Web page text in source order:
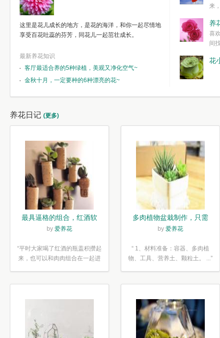
这里是花儿成长的地方，是花的海洋，和你一起尽情地
享受百花吐蕊的芬芳，同花儿一起茁壮成长。
最新养花知识
客厅最适合养的5种绿植，美观又净化空气~
金秋十月，一定要种的6种漂亮的花~
来
简单愉快的心
我们自己复杂
养
喜
间
花
养花日记 (更多)
最具逼格的组合，红酒软
木塞diy多肉植物盆栽
by 爱养花
“平时大家喝了红酒的瓶盖积攒起
来，也可以和肉肉组合在一起进
多肉植物盆栽制作，只需
简单6步
by 爱养花
“ 1、材料准备：容器、多肉植
物、工具、营养土、颗粒土。 ...”